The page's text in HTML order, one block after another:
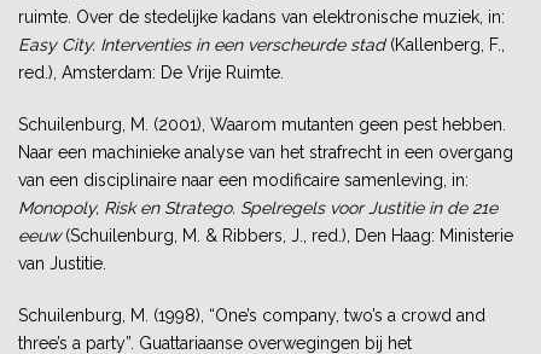
ruimte. Over de stedelijke kadans van elektronische muziek, in:
Easy City. Interventies in een verscheurde stad(Kallenberg, F.,
red.), Amsterdam: De Vrije Ruimte.
Schuilenburg, M. (2001), Waarom mutanten geen pest hebben.
Naar een machinieke analyse van het strafrecht in een overgang
van een disciplinaire naar een modificaire samenleving, in:
Monopoly, Risk en Stratego. Spelregels voor Justitie in de 21e
eeuw(Schuilenburg, M. & Ribbers, J., red.), Den Haag: Ministerie
van Justitie.
Schuilenburg, M. (1998), “One’s company, two’s a crowd and
three’s a party”. Guattariaanse overwegingen bij het